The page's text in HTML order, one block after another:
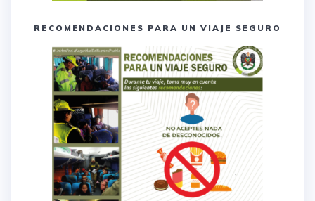
RECOMENDACIONES PARA UN VIAJE SEGURO